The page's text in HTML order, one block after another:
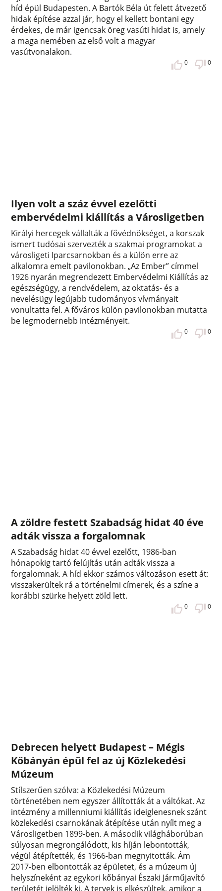
híd épül Budapesten. A Bartók Béla út felett átvezető
hidak építése azzal jár, hogy el kellett bontani egy
érdekes, de már igencsak öreg vasúti hidat is, amely
a maga nemében az első volt a magyar
vasútvonalakon.
0 0
Ilyen volt a száz évvel ezelőtti
embervédelmi kiállítás a Városligetben
Királyi hercegek vállalták a fővédnökséget, a korszak
ismert tudósai szervezték a szakmai programokat a
városligeti Iparcsarnokban és a külön erre az
alkalomra emelt pavilonokban. „Az Ember” címmel
1926 nyarán megrendezett Embervédelmi Kiállítás az
egészségügy, a rendvédelem, az oktatás- és a
nevelésügy legújabb tudományos vívmányait
vonultatta fel. A főváros külön pavilonokban mutatta
be legmodernebb intézményeit.
0 0
A zöldre festett Szabadság hidat 40 éve
adták vissza a forgalomnak
A Szabadság hidat 40 évvel ezelőtt, 1986-ban
hónapokig tartó felújítás után adták vissza a
forgalomnak. A híd ekkor számos változáson esett át:
visszakerültek rá a történelmi címerek, és a színe a
korábbi szürke helyett zöld lett.
0 0
Debrecen helyett Budapest – Mégis
Kőbányán épül fel az új Közlekedési
Múzeum
Stílszerűen szólva: a Közlekedési Múzeum
történetében nem egyszer állították át a váltókat. Az
intézmény a millenniumi kiállítás ideiglenesnek szánt
közlekedési csarnokának átépítése után nyílt meg a
Városligetben 1899-ben. A második világháborúban
súlyosan megrongálódott, kis híján lebontották,
végül átépítették, és 1966-ban megnyitották. Ám
2017-ben elbontották az épületet, és a múzeum új
helyszíneként az egykori kőbányai Északi Járműjavító
területét jelölték ki. A tervek is elkészültek, amikor a